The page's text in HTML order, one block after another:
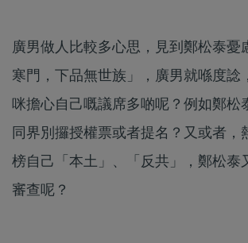
廣男做人比較多心思，見到鄭松泰憂
寒門，下品無世族」，廣男就喺度諗
咪擔心自己嘅議席多啲呢？例如鄭松
同界別攞授權票或者提名？又或者，
榜自己「本土」、「反共」，鄭松泰
審查呢？